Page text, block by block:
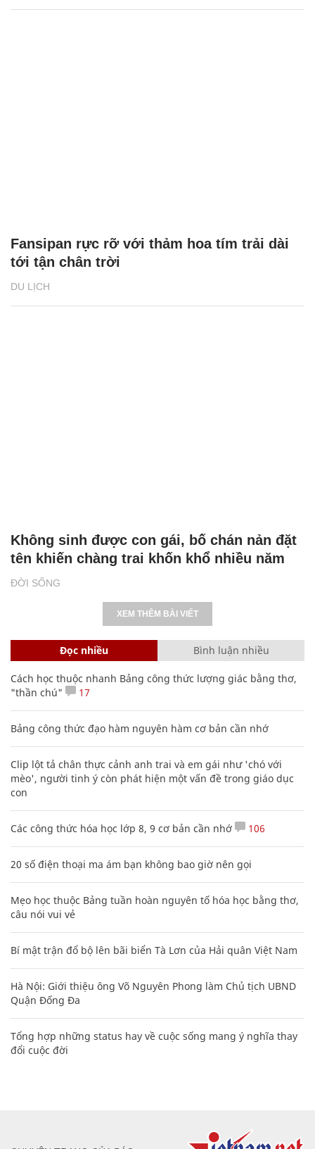
DU LỊCH
Fansipan rực rỡ với thảm hoa tím trải dài
tới tận chân trời
ĐỜI SỐNG
Không sinh được con gái, bố chán nản đặt
tên khiến chàng trai khốn khổ nhiều năm
XEM THÊM BÀI VIẾT
Đọc nhiều Bình luận nhiều
Cách học thuộc nhanh Bảng công thức lượng giác bằng thơ,
"thần chú"
17
Bảng công thức đạo hàm nguyên hàm cơ bản cần nhớ
Clip lột tả chân thực cảnh anh trai và em gái như 'chó với
mèo', người tinh ý còn phát hiện một vấn đề trong giáo dục
con
Các công thức hóa học lớp 8, 9 cơ bản cần nhớ 106
20 số điện thoại ma ám bạn không bao giờ nên gọi
Mẹo học thuộc Bảng tuần hoàn nguyên tố hóa học bằng thơ,
câu nói vui vẻ
Bí mật trận đổ bộ lên bãi biển Tà Lơn của Hải quân Việt Nam
Hà Nội: Giới thiệu ông Võ Nguyên Phong làm Chủ tịch UBND
Quận Đống Đa
Tổng hợp những status hay về cuộc sống mang ý nghĩa thay
đổi cuộc đời